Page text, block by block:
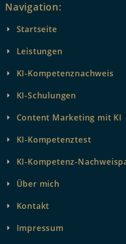
Navigation:
Startseite
Leistungen
KI-Kompetenznachweis
KI-Schulungen
Content Marketing mit KI
KI-Kompetenztest
KI-Kompetenz-
Über mich
Kontakt
Impressum